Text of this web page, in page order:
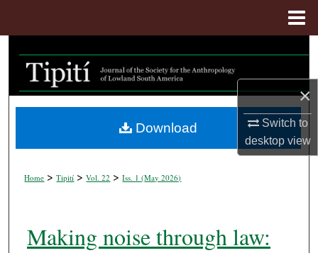
×
Switch to
desktopview
Search
Browse Collections
My Account
Home >Tipití >Vol. 22 >Iss. 1 (May 2026)
Making noise through law:
Download